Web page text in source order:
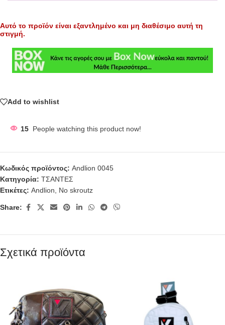
Αυτό το προϊόν είναι εξαντλημένο και μη διαθέσιμο αυτή τη
στιγμή.
Add to wishlist
15 People watching this product now!
Κωδικός προϊόντος: Andlion 0045
Κατηγορία: ΤΣΑΝΤΕΣ
Ετικέτες: Andlion No skroutz
Share:
Σχετικά προϊόντα